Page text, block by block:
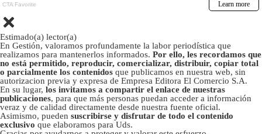
Estimado(a) lector(a)
En Gestión, valoramos profundamente la labor periodística que
realizamos para mantenerlos informados. Por ello, les recordamos que
no está permitido, reproducir, comercializar, distribuir, copiar total
o parcialmente los contenidos que publicamos en nuestra web, sin
autorizacion previa y expresa de Empresa Editora El Comercio S.A.
En su lugar, los invitamos a compartir el enlace de nuestras
publicaciones, para que más personas puedan acceder a información
veraz y de calidad directamente desde nuestra fuente oficial.
Asimismo, pueden suscribirse y disfrutar de todo el contenido
exclusivo que elaboramos para Uds.